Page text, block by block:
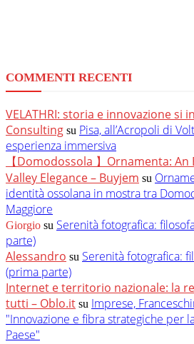
COMMENTI RECENTI
VELATHRI: storia e innovazione si
Consulting su Pisa, all’Acropoli di
esperienza immersiva
【Domodossola 】Ornamenta:
Valley Elegance – Buyjem su
identità ossolana in mostra tra
Maggiore
Giorgio su Serenità fotografica:
parte)
Alessandro su Serenità fotografica:
(prima parte)
Internet e territorio nazionale: la
tutti – Oblo.it su Imprese,
"Innovazione e fibra strategiche per
Paese"